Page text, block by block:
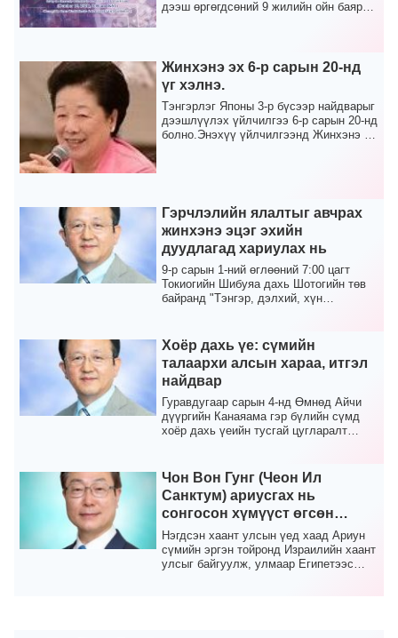
дээш өргөгдсөний 9 жилийн ойн баяр
Жинхэнэ эх 6-р сарын 20-нд
үг хэлнэ.
Тэнгэрлэг Японы 3-р бүсээр найдварыг
дээшлүүлэх үйлчилгээ 6-р сарын 20-нд
болно.Энэхүү үйлчилгээнд Жинхэнэ эх
Гэрчлэлийн ялалтыг авчрах
жинхэнэ эцэг эхийн
дуудлагад хариулах нь
9-р сарын 1-ний өглөөний 7:00 цагт
Токиогийн Шибуяа дахь Шотогийн төв
байранд "Тэнгэр, дэлхий, хүн
Хоёр дахь үе: сүмийн
талаархи алсын хараа, итгэл
найдвар
Гуравдугаар сарын 4-нд Өмнөд Айчи
дүүргийн Канаяама гэр бүлийн сүмд
хоёр дахь үеийн тусгай цугларалт
Чон Вон Гунг (Чеон Ил
Санктум) ариусгах нь
сонгосон хүмүүст өгсөн
тэнгэрийн хүсэл юм.
Нэгдсэн хаант улсын үед хаад Ариун
сүмийн эргэн тойронд Израилийн хаант
улсыг байгуулж, улмаар Египетээс